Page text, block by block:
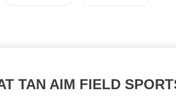
TAN AIM FIELD